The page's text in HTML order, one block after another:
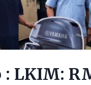
: LKIM: